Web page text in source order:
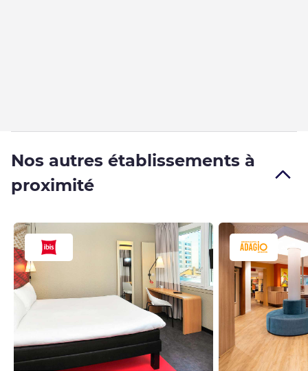
Nos autres établissements à
proximité